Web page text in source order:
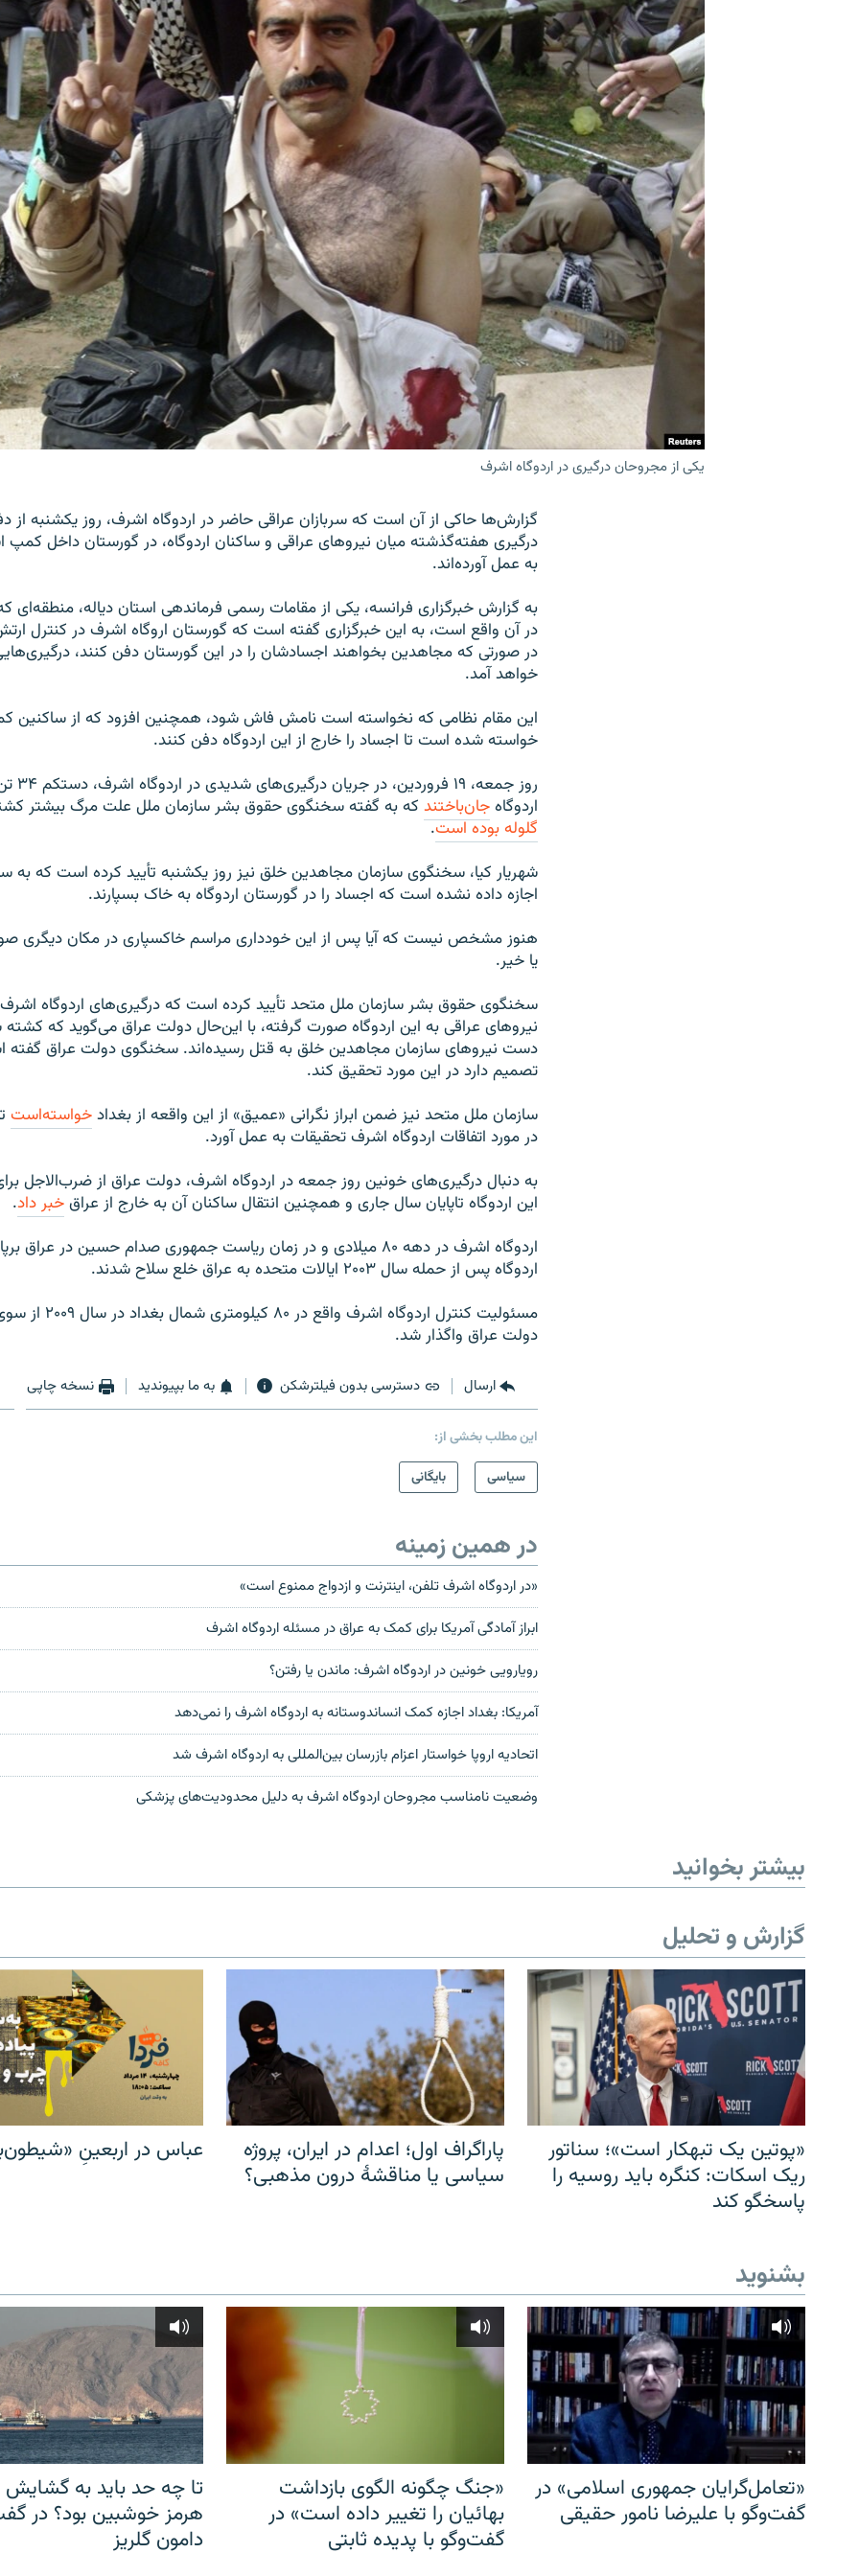
یکی از مجروحان درگیری در اردوگاه اشرف
گزارش‌ها حاکی از آن است که سربازان عراقی حاضر در اردوگاه اشرف، روز یکشنبه
در‌گیری هفته‌گذشته میان نیروهای عراقی و ساکنان اردوگاه، در گورستان داخل
به عمل آورده‌اند.
به گزارش خبرگزاری فرانسه، یکی از مقامات رسمی فرماندهی استان دیاله، منطقه‌ای
در آن واقع است، به این خبرگزاری گفته است که گورستان اروگاه اشرف در کنترل
در صورتی که مجاهدین بخواهند اجسادشان را در این گورستان دفن کنند،
خواهد آمد.
این مقام نظامی که نخواسته است نامش فاش شود، همچنین افزود که از ساکنین
خواسته شده است تا اجساد را خارج از این اردوگاه دفن کنند.
روز
اردوگاهجان‌باختند که به گفته سخنگوی حقوق بشر سازمان ملل علت مرگ بیشتر
گلوله بوده است.
شهریار کیا، سخنگوی سازمان مجاهدین خلق نیز روز یکشنبه تأیید کرده است که به
اجازه داده نشده است که اجساد را در گورستان اردوگاه به خاک بسپارند.
هنوز مشخص نیست که آیا پس از این خودداری مراسم خاکسپاری در مکان دیگری
یا خیر.
سخنگوی حقوق بشر سازمان ملل متحد تأیید کرده است که درگیری‌های اردوگاه اشرف
نیروهای عراقی به این اردوگاه صورت گرفته، با این‌حال دولت عراق می‌گوید که
دست نیروهای سازمان مجاهدین خلق به قتل رسیده‌اند. سخنگوی دولت عراق گفته
تصمیم دارد در این مورد تحقیق کند.
سازمان ملل متحد نیز ضمن ابراز نگرانی «عمیق» از این واقعه از بغدادخواسته‌است
در مورد اتفاقات اردوگاه اشرف تحقیقات به عمل آورد.
به دنبال درگیری‌های خونین روز جمعه در اردوگاه اشرف، دولت عراق از ضرب‌الاجل
این اردوگاه تاپايان سال جاری و همچنين انتقال ساکنان آن به خارج از عراقخبر داد.
اردوگاه اشرف در دهه ۸۰ میلادی و در زمان ریاست‌ جمهوری صدام حسین در
اردوگاه پس از حمله سال ۲۰۰۳ ایالات متحده به عراق خلع سلاح شدند.
مسئولیت کنترل
دولت عراق واگذار شد.
ارسال دسترسی بدون فیلترشکن به ما بپیوندید نسخه چاپی
این مطلب بخشی از:
سیاسی
بایگانی
در همین زمینه
«در اردوگاه اشرف تلفن، اينترنت و ازدواج ممنوع است»
ابراز آمادگی آمريکا برای کمک به عراق در مسئله اردوگاه اشرف
رویارویی خونین در اردوگاه اشرف: ماندن یا رفتن؟
آمریکا: بغداد اجازه کمک انساندوستانه به اردوگاه اشرف را نمی‌دهد
اتحادیه اروپا خواستار اعزام بازرسان بین‌المللی به اردوگاه اشرف شد
وضعیت نامناسب مجروحان اردوگاه اشرف به دلیل محدودیت‌های پزشکی
بیشتر بخوانید
گزارش و تحلیل
«پوتین یک تبهکار است»؛ سناتور
ریک اسکات: کنگره باید روسیه را
پاسخگو کند
پاراگراف اول؛ اعدام در ایران، پروژه
سیاسی یا مناقشهٔ درون مذهبی؟
عباس در اربعینِ
بشنوید
«تعامل‌گرایان جمهوری اسلامی» در
گفت‌وگو با علیرضا نامور حقیقی
«جنگ چگونه الگوی بازداشت
بهائیان را تغییر داده است» در
گفت‌وگو با پدیده ثابتی
تا چه حد باید به گشایش
هرمز خوشبین بود؟ در
دامون گلریز